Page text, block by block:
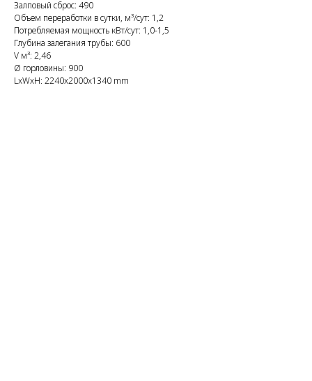
Залповый сброс: 490
Объем переработки в сутки, м³/сут: 1,2
Потребляемая мощность кВт/сут: 1,0-1,5
Глубина залегания трубы: 600
V м³: 2,46
Ø горловины: 900
LxWxH: 2240x2000x1340 mm